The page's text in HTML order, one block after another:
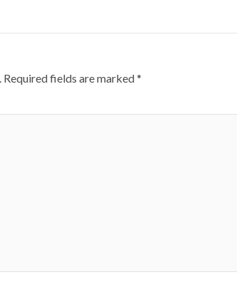
Required fields are marked*